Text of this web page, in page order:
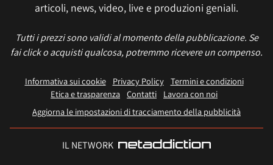
articoli, news, video, live e produzioni geniali.
Tutti i prezzi sono validi al momento della pubblicazione. Se
fai click o acquisti qualcosa, potremmo ricevere un compenso.
Informativa sui cookie Privacy Policy
Termini e condizioni
Etica e trasparenza Contatti
Lavora con noi
Aggiorna le impostazioni di tracciamento della pubblicità
IL NETWORK